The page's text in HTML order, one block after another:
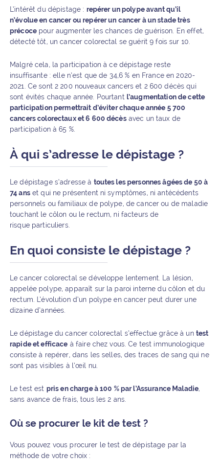
L’intérêt du dépistage : repérer un polype avant qu’il
n’évolue en cancer ou repérer un cancer à un stade très
précocepour augmenter les chances de guérison. En effet,
détecté tôt, un cancer colorectal se guérit 9 fois sur 10.
Malgré cela, la participation à ce dépistage reste
insuffisante : elle n’est que de 34,6 % en France en 2020-
2021. Ce sont 2 200 nouveaux cancers et 2 600 décès qui
sont évités chaque année. Pourtant l’augmentation de cette
participation permettrait d’éviter chaque année 5 700
cancers colorectaux et 6 600 décèsavec un taux de
participation à 65 %.
À qui s’adresse le dépistage ?
Le dépistage s’adresse à toutes les personnes âgées de 50 à
74 anset qui ne présentent ni symptômes, ni antécédents
personnels ou familiaux de polype, de cancer ou de maladie
touchant le côlon ou le rectum, ni facteurs de
risque particuliers.
En quoi consiste le dépistage ?
Le cancer colorectal se développe lentement. La lésion,
appelée polype, apparaît sur la paroi interne du côlon et du
rectum. L’évolution d’un polype en cancer peut durer une
dizaine d’années.
Le dépistage du cancer colorectal s’effectue grâce à un test
rapide et efficace à faire chez vous. Ce test immunologique
consiste à repérer, dans les selles, des traces de sang qui ne
sont pas visibles à l’œil nu.
Le test est pris en charge à 100 % par l’Assurance Maladie,
sans avance de frais, tous les 2 ans.
Où se procurer le kit de test ?
Vous pouvez vous procurer le test de dépistage par la
méthode de votre choix :